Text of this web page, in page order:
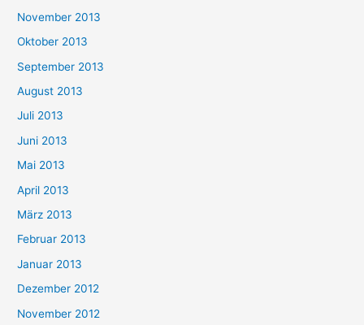
November 2013
Oktober 2013
September 2013
August 2013
Juli 2013
Juni 2013
Mai 2013
April 2013
März 2013
Februar 2013
Januar 2013
Dezember 2012
November 2012